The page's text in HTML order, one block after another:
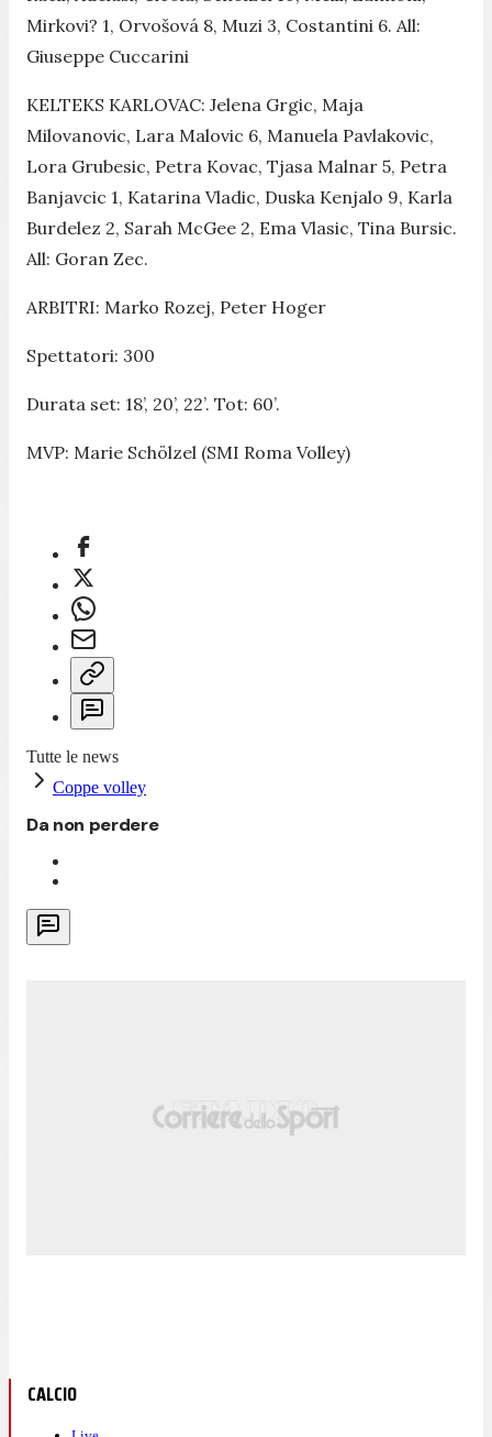
Mirkovi? 1, Orvošová 8, Muzi 3, Costantini 6. All:
Giuseppe Cuccarini
KELTEKS KARLOVAC: Jelena Grgic, Maja
Milovanovic, Lara Malovic 6, Manuela Pavlakovic,
Lora Grubesic, Petra Kovac, Tjasa Malnar 5, Petra
Banjavcic 1, Katarina Vladic, Duska Kenjalo 9, Karla
Burdelez 2, Sarah McGee 2, Ema Vlasic, Tina Bursic.
All: Goran Zec.
ARBITRI: Marko Rozej, Peter Hoger
Spettatori: 300
Durata set: 18’, 20’, 22’. Tot: 60’.
MVP: Marie Schölzel (SMI Roma Volley)
Tutte le news
Coppe volley
Da non perdere
CALCIO